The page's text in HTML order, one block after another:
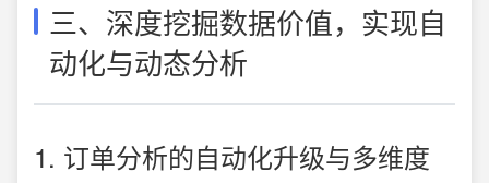
三、深度挖掘数据价值，实现自
动化与动态分析
1. 订单分析的自动化升级与多维度